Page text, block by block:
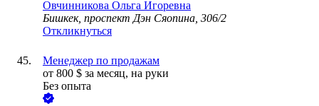
Овчинникова Ольга Игоревна
Бишкек, проспект Дэн Сяопина, 306/2
Откликнуться
Менеджер по продажам
от 800 $ за месяц, на руки
Без опыта